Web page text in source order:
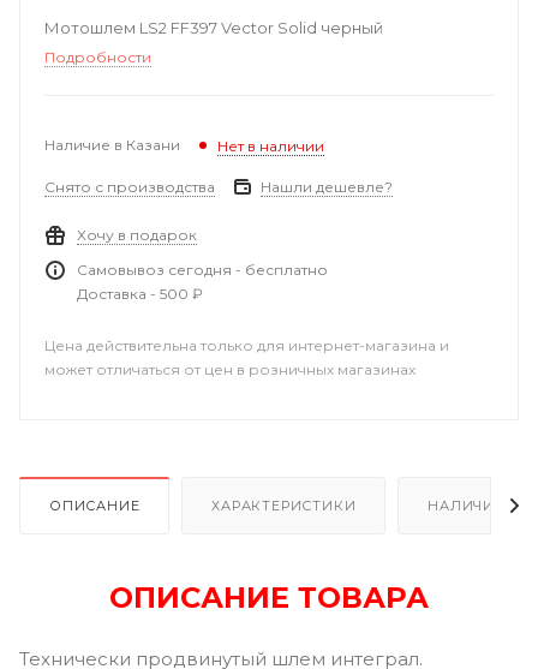
Мотошлем LS2 FF397 Vector Solid черный
Подробности
Наличие в Казани Нет в наличии
Снято с производства Нашли дешевле?
Хочу в подарок
Самовывоз сегодня - бесплатно
Доставка - 500 ₽
Цена действительна только для интернет-магазина и
может отличаться от цен в розничных магазинах
ОПИСАНИЕ ХАРАКТЕРИСТИКИ НАЛИЧИЕ В
ОПИСАНИЕ ТОВАРА
Технически продвинутый шлем интеграл.